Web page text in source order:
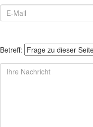
Betreff: